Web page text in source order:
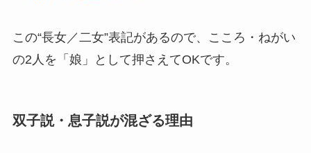
この“長女／二女”表記があるので、こころ・ねがい
の2人を「娘」として押さえてOKです。
双子説・息子説が混ざる理由